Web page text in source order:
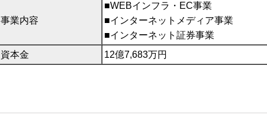
事業内容
■WEBインフラ・EC事業
■インターネットメディア事業
■インターネット証券事業
資本金
12億7,683万円